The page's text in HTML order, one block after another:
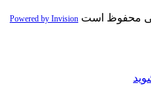
محفوظ است Powered by Invision